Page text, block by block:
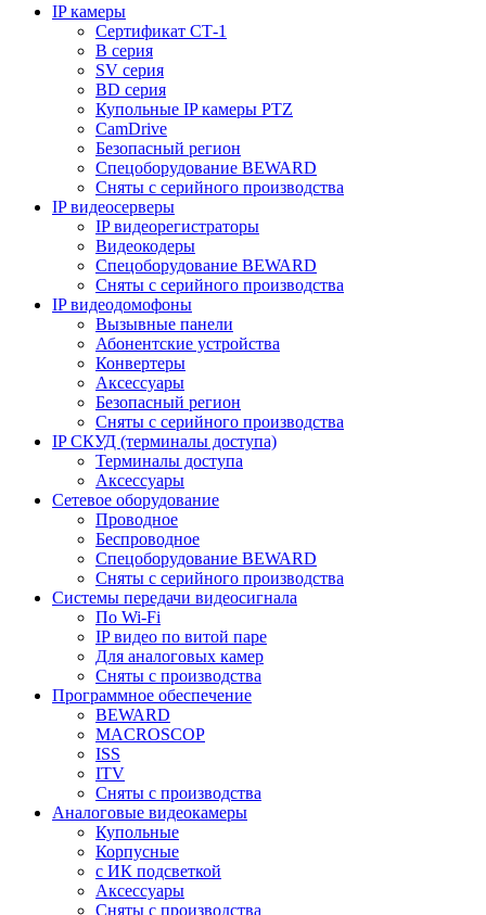
IP камеры
Сертификат СТ-1
B серия
SV серия
BD серия
Купольные IP камеры PTZ
CamDrive
Безопасный регион
Спецоборудование BEWARD
Сняты с серийного производства
IP видеосерверы
IP видеорегистраторы
Видеокодеры
Спецоборудование BEWARD
Сняты с серийного производства
IP видеодомофоны
Вызывные панели
Абонентские устройства
Конвертеры
Аксессуары
Безопасный регион
Сняты с серийного производства
IP СКУД (терминалы доступа)
Терминалы доступа
Аксессуары
Сетевое оборудование
Проводное
Беспроводное
Спецоборудование BEWARD
Сняты с серийного производства
Системы передачи видеосигнала
По Wi-Fi
IP видео по витой паре
Для аналоговых камер
Сняты с производства
Программное обеспечение
BEWARD
MACROSCOP
ISS
ITV
Сняты с производства
Аналоговые видеокамеры
Купольные
Корпусные
c ИК подсветкой
Аксессуары
Сняты с производства